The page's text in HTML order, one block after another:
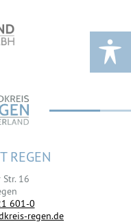
REGEN
Str. 16
601-0
regen.de